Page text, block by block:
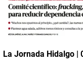
La Jornada Hidalgo |